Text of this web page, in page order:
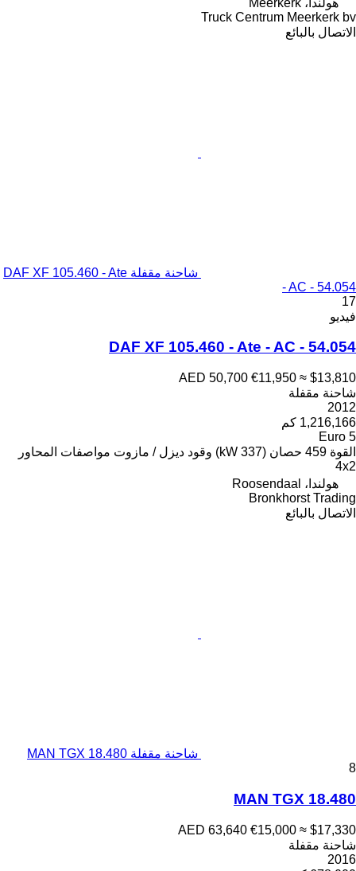
Truck Centrum Meerkerk bv
الاتصال بالبائع
شاحنة مقفلة DAF XF 105.460 - Ate
- AC - 54.054
17
فيديو
DAF XF 105.460 - Ate - AC - 54.054
AED 50,700 €11,950 ≈ $13,810
شاحنة مقفلة
2012
1,216,166 كم
Euro 5
القوة 459 حصان (337 kW) وقود ديزل / مازوت مواصفات المحاور
4x2
هولندا، Roosendaal
Bronkhorst Trading
الاتصال بالبائع
شاحنة مقفلة MAN TGX 18.480
8
MAN TGX 18.480
AED 63,640 €15,000 ≈ $17,330
شاحنة مقفلة
2016